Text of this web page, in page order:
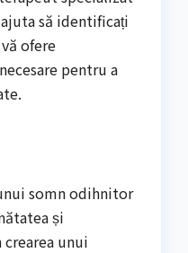
să identificați
ofere
pentru a
somn odihnitor
și
unui